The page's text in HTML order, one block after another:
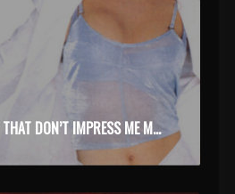
SHANIA TWAIN – THAT DON’T IMPRESS ME MUCH (1999)